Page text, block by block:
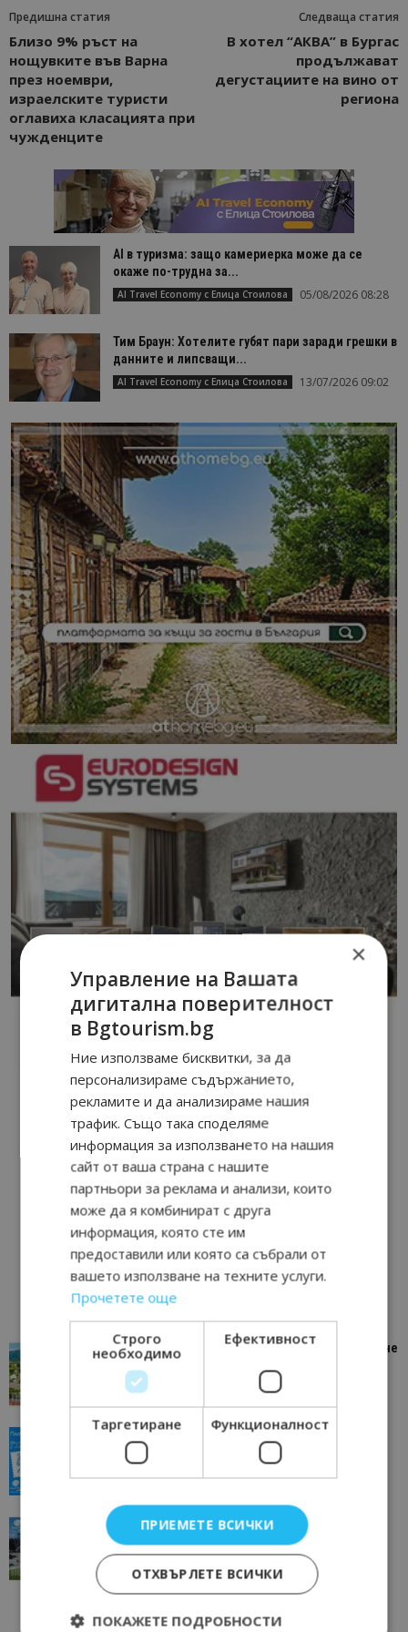
Предишна статия
Близо 9% ръст на
нощувките във Варна
през ноември,
израелските туристи
оглавиха класацията при
чужденците
Следваща статия
В хотел “АКВА” в Бургас
продължават
дегустациите на вино от
региона
AI в туризма: защо камериерка може да се
окаже по-трудна за...
AI Travel Economy с Елица Стоилова 05/08/2026 08:28
Тим Браун: Хотелите губят пари заради грешки в
данните и липсващи...
AI Travel Economy с Елица Стоилова 13/07/2026 09:02
“Пощенска картичка от…”: Петрич – Изживяване
отвъд очакваното
Петрич
“Пощенска картичка от…”: Пловдив, градът на
Пловдив 23/06/2026 10:00
“Пощенска картичка от…”: Перник – град на
традициите, културата и вдъхновяващите...
×
Управление на Вашата
дигитална поверителност
в Bgtourism.bg
Ние използваме бисквитки, за да
персонализираме съдържанието,
рекламите и да анализираме нашия
трафик. Също така споделяме
информация за използването на нашия
сайт от ваша страна с нашите
партньори за реклама и анализи, които
може да я комбинират с друга
информация, която сте им
предоставили или която са събрали от
вашето използване на техните услуги.
Прочетете още
Строго
необходимо
Ефективност
Таргетиране Функционалност
ПРИЕМЕТЕ ВСИЧКИ
ОТХВЪРЛЕТЕ ВСИЧКИ
ПОКАЖЕТЕ ПОДРОБНОСТИ